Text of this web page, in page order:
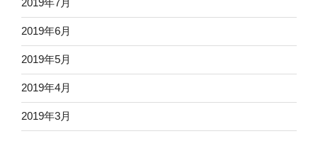
2019年7月
2019年6月
2019年5月
2019年4月
2019年3月